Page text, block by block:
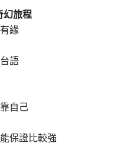
幻旅程
緣
語
自己
保證比較強